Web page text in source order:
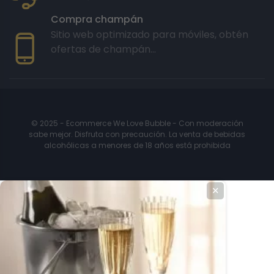
Compra champán
Sitio web optimizado para móviles, obtén
ofertas de champán...
© 2025 - Ecommerce We Love Bubble - Con moderación
sabe mejor. Disfruta con precaución. La venta de bebidas
alcohólicas a menores de 18 años está prohibida
✕